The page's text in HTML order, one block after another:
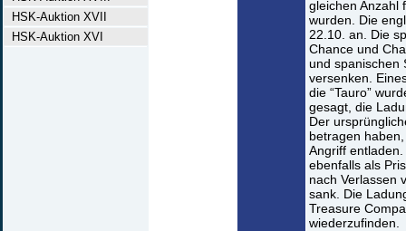
HSK-Auktion XVII
HSK-Auktion XVI
gleichen Anzahl
wurden. Die
22.10. an. Die
Chance und
und spanischen
versenken.
die “Tauro”
gesagt, die
Der
betragen
Angriff entladen.
ebenfalls als
nach Verlassen
sank. Die
Treasure
wiederzufinden.